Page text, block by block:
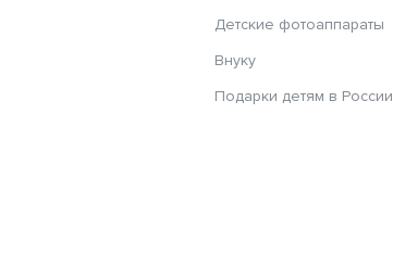
Детские фотоаппараты
Внуку
Подарки детям в России